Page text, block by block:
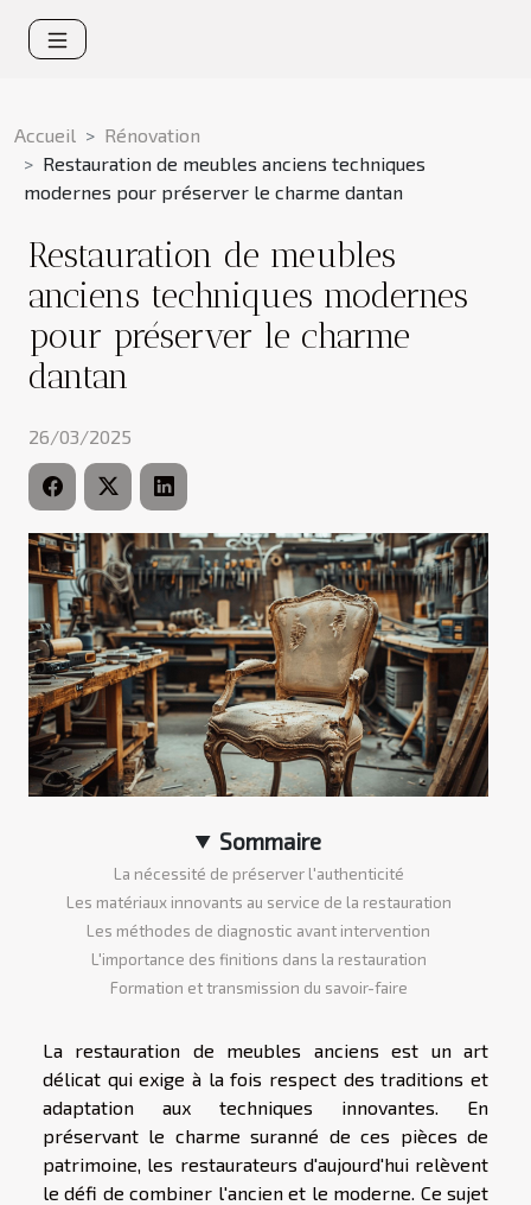
Accueil
Rénovation
Restauration de meubles anciens techniques
modernes pour préserver le charme dantan
Restauration de meubles
anciens techniques modernes
pour préserver le charme
dantan
26/03/2025
Sommaire
La nécessité de préserver l'authenticité
Les matériaux innovants au service de la restauration
Les méthodes de diagnostic avant intervention
L'importance des finitions dans la restauration
Formation et transmission du savoir-faire
La restauration de meubles anciens est un art
délicat qui exige à la fois respect des traditions et
adaptation aux techniques innovantes. En
préservant le charme suranné de ces pièces de
patrimoine, les restaurateurs d'aujourd'hui relèvent
le défi de combiner l'ancien et le moderne. Ce sujet